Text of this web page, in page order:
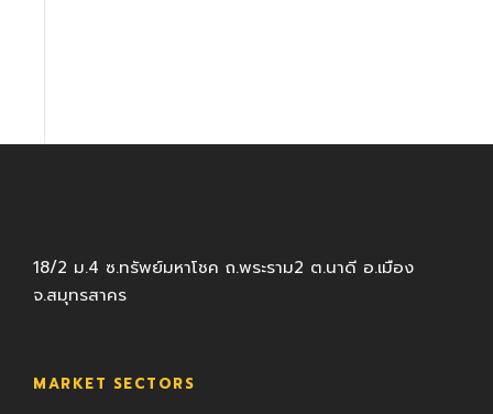
18/2 ม.4 ซ.ทรัพย์มหาโชค ถ.พระราม2 ต.นาดี อ.เมือง
จ.สมุทรสาคร
MARKET SECTORS